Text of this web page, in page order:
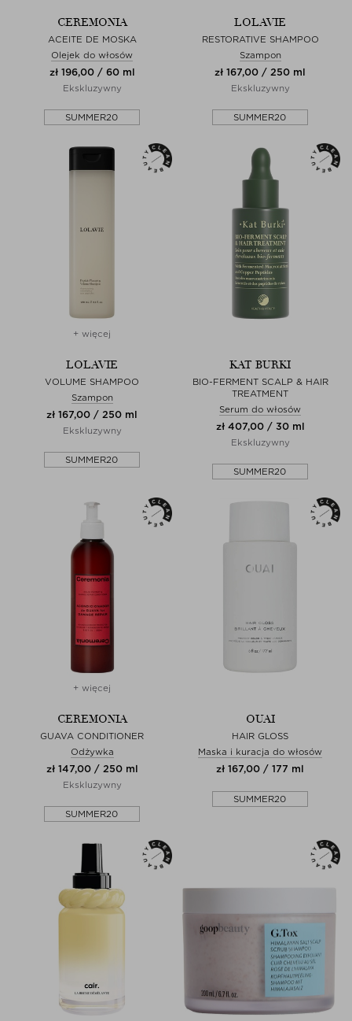
CEREMONIA
ACEITE DE MOSKA
Olejek do włosów
zł 196,00 / 60 ml
Ekskluzywny
SUMMER20
LOLAVIE
RESTORATIVE SHAMPOO
Szampon
zł 167,00 / 250 ml
Ekskluzywny
SUMMER20
+ więcej
LOLAVIE
VOLUME SHAMPOO
Szampon
zł 167,00 / 250 ml
Ekskluzywny
SUMMER20
KAT BURKI
BIO-FERMENT SCALP & HAIR
TREATMENT
Serum do włosów
zł 407,00 / 30 ml
Ekskluzywny
SUMMER20
+ więcej
CEREMONIA
GUAVA CONDITIONER
Odżywka
zł 147,00 / 250 ml
Ekskluzywny
SUMMER20
OUAI
HAIR GLOSS
Maska i kuracja do włosów
zł 167,00 / 177 ml
SUMMER20